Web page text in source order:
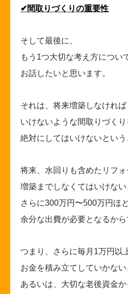
✔間取りづくりの重要性
そして最後に、
もう1つ大切な考え方につい
お話したいと思います。
それは、将来増築しなければ
いけないような間取りづくり
絶対にしてはいけないという
将来、水回りも含めたリフォ
増築までしなくてはいけない
さらに300万円〜500万円ほ
余分な出費が必要となるから
つまり、さらに毎月1万円以
お金を積み立てしていかない
あるいは、大切な老後資金か